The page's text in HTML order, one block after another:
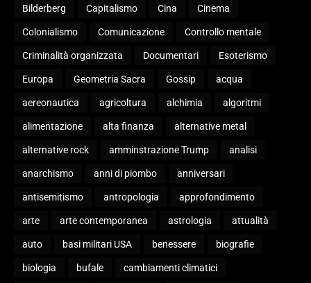
Bilderberg Capitalismo Cina Cinema
Colonialismo Comunicazione Controllo mentale
Criminalità organizzata Documentari Esoterismo
Europa Geometria Sacra Gossip acqua
aereonautica agricoltura alchimia algoritmi
alimentazione alta finanza alternative metal
alternative rock amminstrazione Trump analisi
anarchismo anni di piombo anniversari
antisemitismo antropologia approfondimento
arte arte contemporanea astrologia attualità
auto basi militari USA benessere biografie
biologia bufale cambiamenti climatici